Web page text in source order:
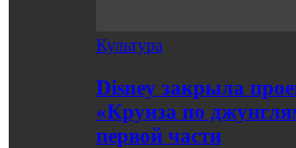
Культура
Disney закрыла
«Круиза по
первой части